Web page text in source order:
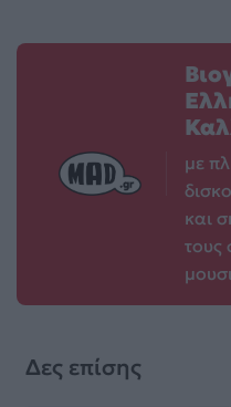
με
και
τους
Δες επίσης